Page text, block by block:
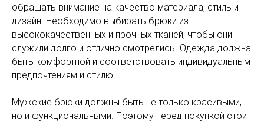
обращать внимание на качество материала, стиль и
дизайн. Необходимо выбирать брюки из
высококачественных и прочных тканей, чтобы они
служили долго и отлично смотрелись. Одежда должна
быть комфортной и соответствовать индивидуальным
предпочтениям и стилю.
Мужские брюки должны быть не только красивыми,
но и функциональными. Поэтому перед покупкой стоит